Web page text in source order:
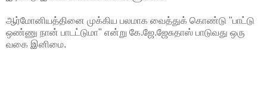
ஆர்மோனியத்தினை முக்கிய பலமாக வைத்துக் கொண்டு "பாட்டு
ஒண்ணு நான் பாடட்டுமா" என்று கே.ஜே.ஜேசுதாஸ் பாடுவது ஒரு
வகை இனிமை.